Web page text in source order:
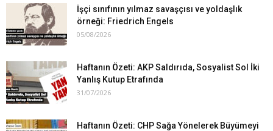
İşçi sınıfının yılmaz savaşçısı ve yoldaşlık
örneği: Friedrich Engels
05/08/2026
Haftanın Özeti: AKP Saldırıda, Sosyalist Sol İki
Yanlış Kutup Etrafında
31/07/2026
Haftanın Özeti: CHP Sağa Yönelerek Büyümeyi